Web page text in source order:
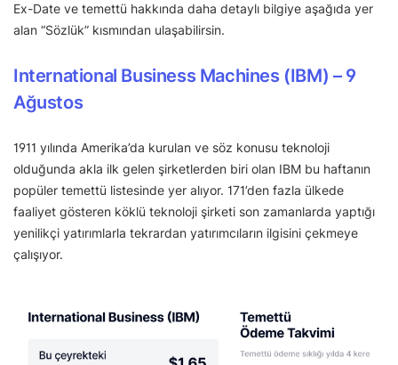
Ex-Date ve temettü hakkında daha detaylı bilgiye aşağıda yer
alan “Sözlük” kısmından ulaşabilirsin.
International Business Machines (IBM) – 9
Ağustos
1911 yılında Amerika’da kurulan ve söz konusu teknoloji
olduğunda akla ilk gelen şirketlerden biri olan IBM bu haftanın
popüler temettü listesinde yer alıyor. 171’den fazla ülkede
faaliyet gösteren köklü teknoloji şirketi son zamanlarda yaptığı
yenilikçi yatırımlarla tekrardan yatırımcıların ilgisini çekmeye
çalışıyor.